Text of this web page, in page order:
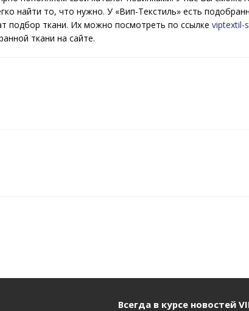
найти то, что нужно. У «Вип-Текстиль» есть
подбор ткани. Их можно посмотреть по ссылке viptextil-
ткани на сайте.
Всегда в курсе новостей